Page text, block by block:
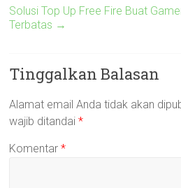
Solusi Top Up Free Fire Buat
Terbatas →
Tinggalkan Balasan
Alamat email Anda tidak akan
wajib ditandai*
Komentar*